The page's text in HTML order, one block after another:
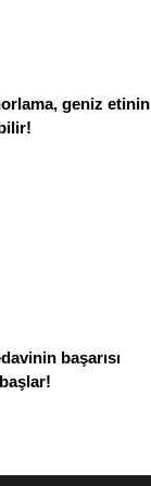
geniz etinin
başarısı